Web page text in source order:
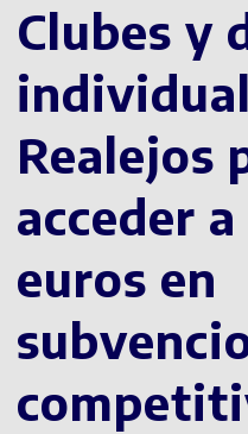
Clubes y
Realejos
acceder
euros en